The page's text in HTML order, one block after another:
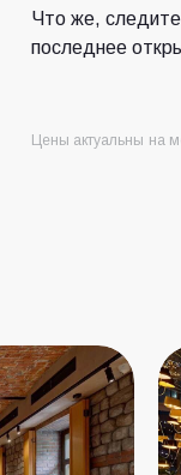
Что же, следите
последнее
Цены актуальны на